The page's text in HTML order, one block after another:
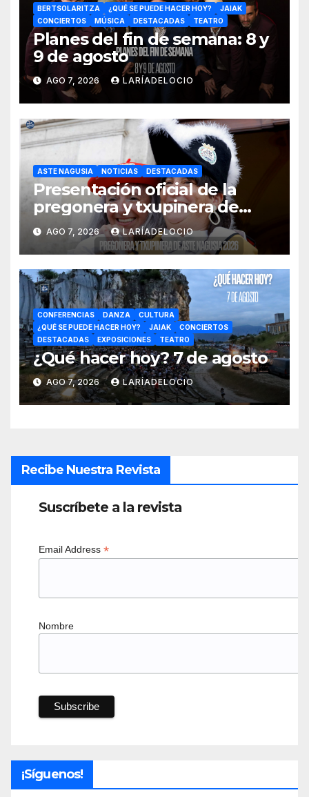
BERTSOLARITZA ¿QUÉ SE PUEDE HACER HOY?
JAIAK
CONCIERTOS
MÚSICA DESTACADAS TEATRO
Planes del fin de semana: 8 y
9 de agosto
AGO 7, 2026 LARÍADELOCIO
ASTE NAGUSIA NOTICIAS DESTACADAS
Presentación oficial de la
pregonera y txupinera de
Aste Nagusia 2026
AGO 7, 2026 LARÍADELOCIO
CONFERENCIAS DANZA
CULTURA
¿QUÉ SE PUEDE HACER HOY?
JAIAK
CONCIERTOS
DESTACADAS
EXPOSICIONES TEATRO
¿Qué hacer hoy? 7 de agosto
AGO 7, 2026 LARÍADELOCIO
Recibe Nuestra Revista
Suscríbete a la revista
Email Address *
Nombre
¡Síguenos!